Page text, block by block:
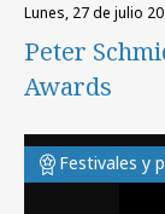
lunes, 27 de julio
Peter
Awards
Festivales y